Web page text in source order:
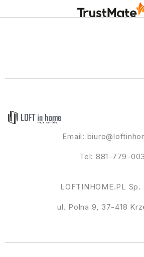
Email:
Tel: 881-779-003
LOFTINHOME.PL Sp.
ul. Polna 9, 37-418